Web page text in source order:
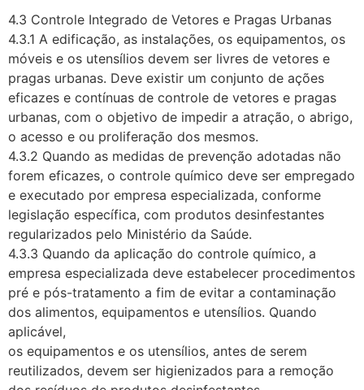
4.3 Controle Integrado de Vetores e Pragas Urbanas
4.3.1 A edificação, as instalações, os equipamentos, os
móveis e os utensílios devem ser livres de vetores e
pragas urbanas. Deve existir um conjunto de ações
eficazes e contínuas de controle de vetores e pragas
urbanas, com o objetivo de impedir a atração, o abrigo,
o acesso e ou proliferação dos mesmos.
4.3.2 Quando as medidas de prevenção adotadas não
forem eficazes, o controle químico deve ser empregado
e executado por empresa especializada, conforme
legislação específica, com produtos desinfestantes
regularizados pelo Ministério da Saúde.
4.3.3 Quando da aplicação do controle químico, a
empresa especializada deve estabelecer procedimentos
pré e pós-tratamento a fim de evitar a contaminação
dos alimentos, equipamentos e utensílios. Quando
aplicável,
os equipamentos e os utensílios, antes de serem
reutilizados, devem ser higienizados para a remoção